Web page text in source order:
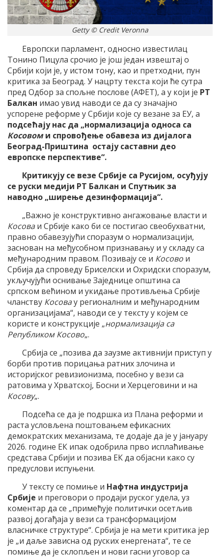
Getty © Credit Veronna
Европски парламент, односно известилац
Тонино Пицула срочио је још један извештај о
Србији који је, у истом тону, као и претходни, пун
критика за Београд. У нацрту текста који ће сутра
пред Одбор за спољне послове (АФЕТ), а у који је РТ
Балкан имао увид наводи се да су значајно
успорене реформе у Србији које су везане за ЕУ, а
подсећају нас да „нормализација односа са
Косовоми спровођење обавеза из дијалога
Београд-Приштина остају саставни део
европске перспективе“.
Критикују се везе Србије са Русијом, осуђују
се руски медији РТ Балкан и Спутњик за
наводно „ширење дезинформација“.
„Важно је конструктивно ангажовање власти и
Косоваи Србије како би се постигао свеобухватни,
правно обавезујући споразум о нормализацији,
заснован на међусобном признавању и у складу са
међународним правом. Позивају се и Косово и
Србија да спроведу Бриселски и Охридски споразум,
укључујући оснивање Заједнице општина са
српском већином и укидање противљења Србије
чланству Косовау регионалним и међународним
организацијама“, наводи се у тексту у којем се
користе и конструкције „нормализација са
Републиком Косово„.
Србија се „позива да заузме активнији приступ у
борби против порицања ратних злочина и
историјског ревизионизма, посебно у вези са
ратовима у Хрватској, Босни и Херцеговини и на
Косову„.
Подсећа се да је подршка из Плана реформи и
раста условљена поштовањем ефикасних
демократских механизама, те додаје да је у јануару
2026. године ЕК ипак одобрила прво исплаћивање
средстава Србији и позива ЕК да објасни како су
предуслови испуњени.
У тексту се помиње и Нафтна индустрија
Србије и преговори о продаји руског удела, уз
коментар да се „примећује политички осетљив
развој догађаја у вези са трансформацијом
власничке структуре“. Србија је на мети критика јер
је „и даље зависна од руских енергената“, те се
помиње да је склопљен и нови гасни уговор са